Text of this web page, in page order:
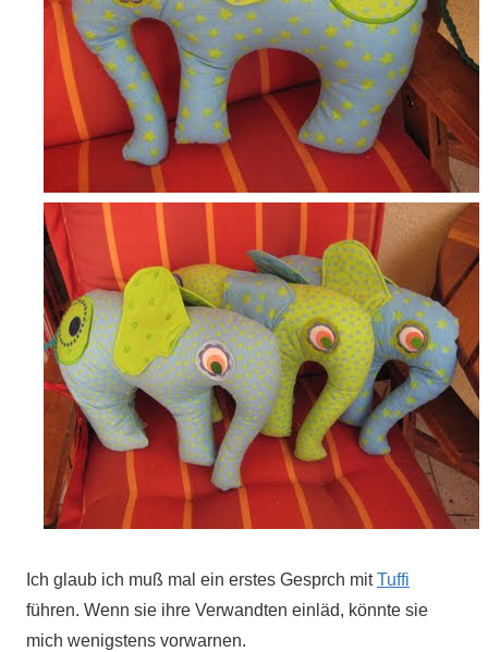
Ich glaub ich muß mal ein erstes Gesprch mitTuffi
führen. Wenn sie ihre Verwandten einläd, könnte sie
mich wenigstens vorwarnen.